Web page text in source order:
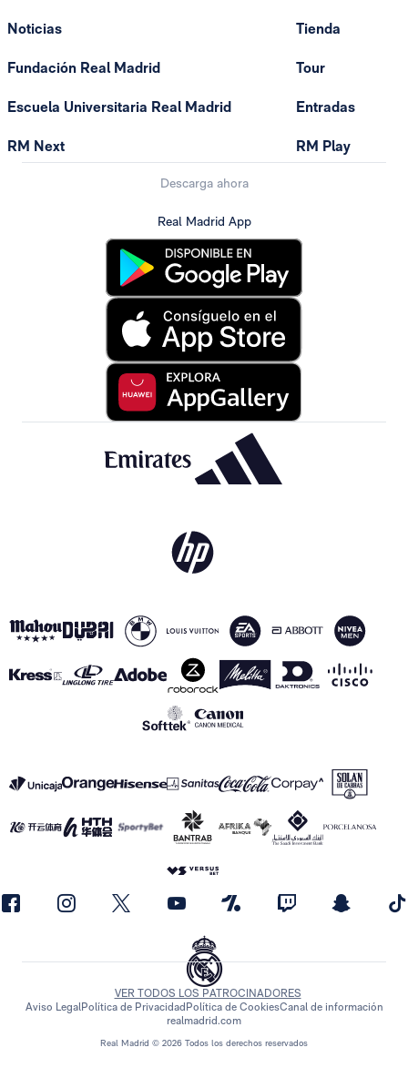
Noticias
Fundación Real Madrid
Escuela Universitaria Real Madrid
RM Next
Tienda
Tour
Entradas
RM Play
Descarga ahora
Real Madrid App
Real Madrid © 2026 Todos los derechos reservados
VER TODOS LOS PATROCINADORES
Aviso LegalPolítica de Privacidad Política de CookiesCanal de información
realmadrid.com